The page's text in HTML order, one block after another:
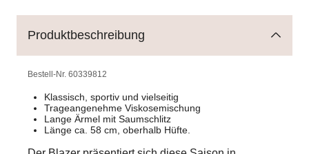
Produktbeschreibung
Bestell-Nr. 60339812
Klassisch, sportiv und vielseitig
Trageangenehme Viskosemischung
Lange Ärmel mit Saumschlitz
Länge ca. 58 cm, oberhalb Hüfte.